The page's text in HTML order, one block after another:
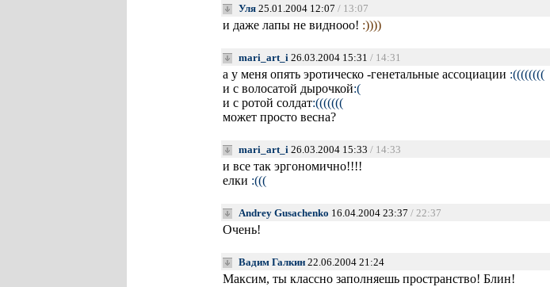
Уля25.01.2004 12:07 / 13:07
и даже лапы не виднооо! :))))
mari_art_i26.03.2004 15:31 / 14:31
а у меня опять эротическо -генетальные ассоциации :((((((((
и с волосатой дырочкой:(
и с ротой солдат:(((((((
может просто весна?
mari_art_i26.03.2004 15:33 / 14:33
и все так эргономично!!!!
елки :(((
Andrey Gusachenko 16.04.2004 23:37 / 22:37
Очень!
Вадим Галкин22.06.2004 21:24
Максим, ты классно заполняешь пространство! Блин!